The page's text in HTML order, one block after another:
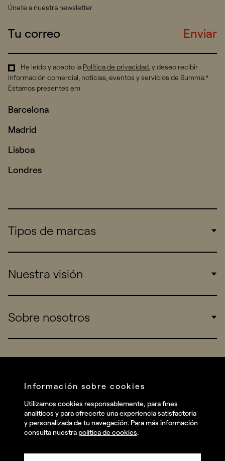
Únete a nuestra newsletter
Enviar
He leído y acepto la Política de privacidad. y deseo recibir
información comercial, noticias, eventos y servicios de Summa.*
Estamos presentes em
Barcelona
Madrid
Lisboa
Londres
Tipos de marcas
Consumers
Startups
Nuestra visión
Work
Sobre nosotros
Talent
Contact
Instagram
Facebook
Información sobre cookies
Utilizamos cookies responsablemente, para fines
analíticos y para ofrecerte una experiencia satisfactoria
y personalizada de tu navegación. Para más información
consulta nuestra política de cookies.